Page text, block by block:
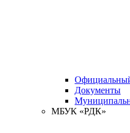
Документы
МБУК «РДК»